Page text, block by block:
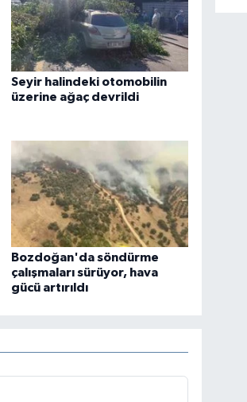
Seyir halindeki otomobilin
üzerine ağaç devrildi
Bozdoğan'da söndürme
çalışmaları sürüyor, hava
gücü artırıldı